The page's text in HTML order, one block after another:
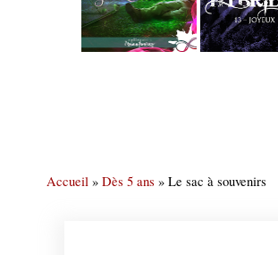
Accueil » Dès 5 ans » Le sac à souvenirs